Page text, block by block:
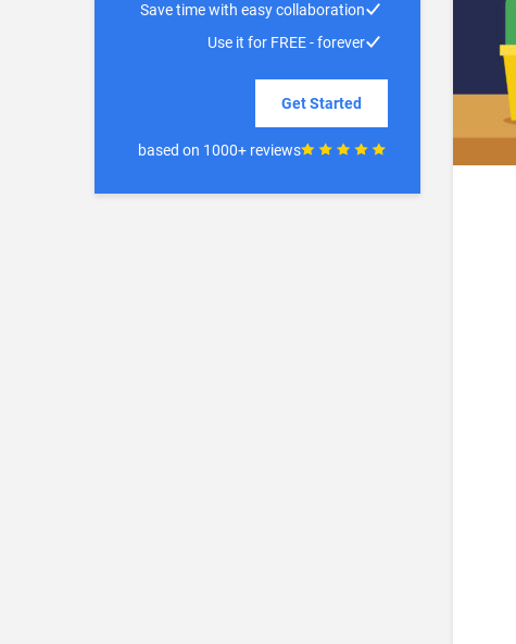
Save time with easy collaboration
Use it for FREE - forever
Get Started
based on 1000+ reviews